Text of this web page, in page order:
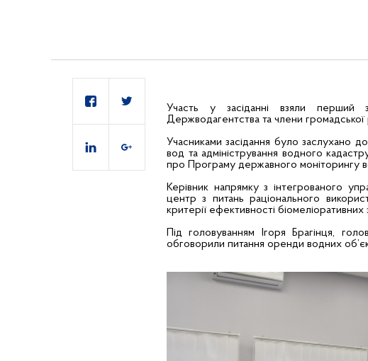
Участь у засіданні взяли перший
Держводагентства та члени
Учасниками засідання було заслухано
вод та адміністрування водного
про Програму державного моніторингу
Керівник напрямку з інтегрованого
центр з питань раціонального
критерії ефективності біомеліоративних
Під головуванням Ігоря Брагінця,
обговорили питання оренди водних